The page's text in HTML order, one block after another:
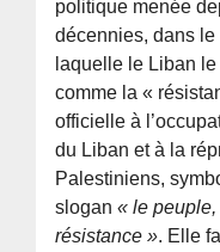
politique menée
décennies, dans le
laquelle le Liban
comme la «
officielle à
du Liban et à la
Palestiniens,
slogan« le peuple,
résistance ». Elle